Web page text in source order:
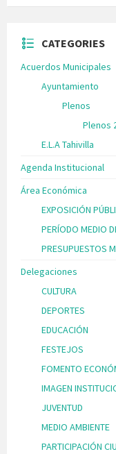
CATEGORIES
Acuerdos Municipales
Ayuntamiento
Plenos
Plenos
E.L.A Tahivilla
Agenda Institucional
Área Económica
EXPOSICIÓN
PERÍODO MEDIO
PRESUPUESTOS
Delegaciones
CULTURA
DEPORTES
EDUCACIÓN
FESTEJOS
FOMENTO
IMAGEN
JUVENTUD
MEDIO AMBIENTE
PARTICIPACIÓN